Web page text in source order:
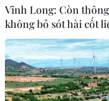
Hà Nội xét xử ổ nhóm 50
chức sử dụng ma túy
05/08/2026 09:38
Khởi tố người đàn ông
vào thợ tháo dỡ nhà sát
Vĩnh Long: Còn
không bỏ sót hài cốt